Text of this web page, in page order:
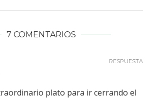
7 COMENTARIOS
plato para ir cerrando el
RESPUESTA